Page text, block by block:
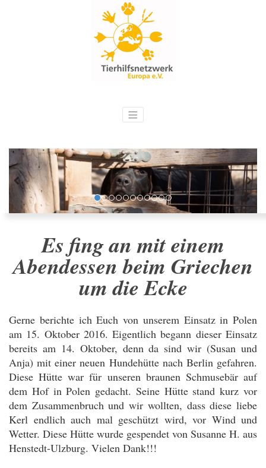
Es fing an mit einem
Abendessen beim Griechen
um die Ecke
Gerne berichte ich Euch von unserem Einsatz in Polen
am 15. Oktober 2016. Eigentlich begann dieser Einsatz
bereits am 14. Oktober, denn da sind wir (Susan und
Anja) mit einer neuen Hundehütte nach Berlin gefahren.
Diese Hütte war für unseren braunen Schmusebär auf
dem Hof in Polen gedacht. Seine Hütte stand kurz vor
dem Zusammenbruch und wir wollten, dass diese liebe
Kerl endlich auch mal geschützt wird, vor Wind und
Wetter. Diese Hütte wurde gespendet von Susanne H. aus
Henstedt-Ulzburg. Vielen Dank!!!